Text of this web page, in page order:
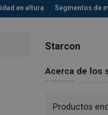
en altura Segmentos de
Starcon
Acerca de los
STARCON es una
Póngase en
Productos